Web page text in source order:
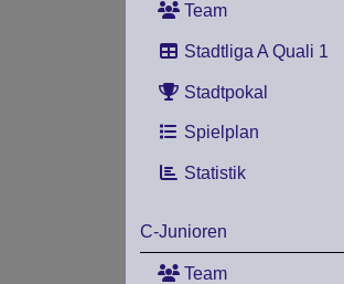
Team
Stadtliga A Quali 1
Stadtpokal
Spielplan
Statistik
C-Junioren
Team